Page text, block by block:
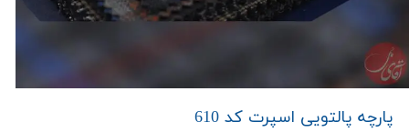
پارچه پالتویی اسپرت کد 610